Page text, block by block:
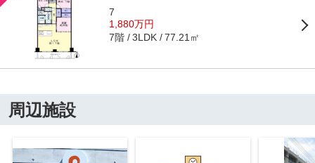
7
1,880万円
7階 3LDK 77.21㎡
周辺施設